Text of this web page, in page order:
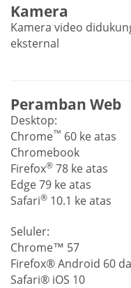
Kamera
Kamera video
eksternal
Peramban Web
Desktop:
Chrome™ 60 ke atas
Chromebook
Firefox® 78 ke atas
Edge 79 ke atas
Safari® 10.1 ke atas
Seluler:
Chrome™ 57
Firefox® Android 60
Safari® iOS 10